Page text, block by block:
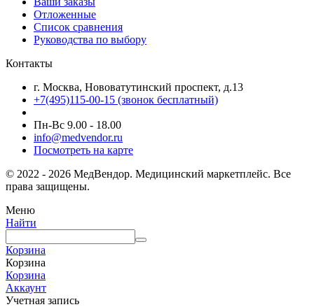
Отложенные
Список сравнения
Руководства по выбору
Контакты
г. Москва, Нововатутинский проспект, д.13
+7(495)115-00-15 (звонок бесплатный)
Пн-Вс 9.00 - 18.00
info@medvendor.ru
Посмотреть на карте
© 2022 - 2026 МедВендор. Медицинский маркетплейс. Все
права защищены.
Меню
Найти
Корзина
Корзина
Корзина
Аккаунт
Учетная запись